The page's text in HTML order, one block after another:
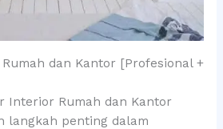
dan Kantor [Profesional +
Interior Rumah dan Kantor
langkah penting dalam